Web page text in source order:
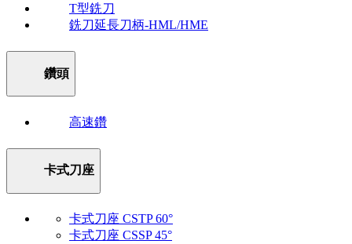
T型銑刀
銑刀延長刀柄-HML/HME
鑽頭
高速鑽
卡式刀座
卡式刀座 CSTP 60°
卡式刀座 CSSP 45°